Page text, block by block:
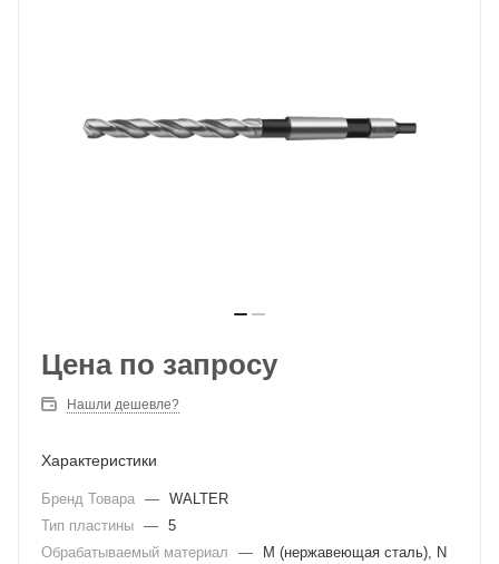
Цена по запросу
Нашли дешевле?
Характеристики
Бренд Товара — WALTER
Тип пластины — 5
Обрабатываемый материал
—
M (нержавеющая сталь), N